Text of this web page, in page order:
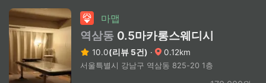
마맵
역삼동 0.5마카롱스웨디시
10.0(리뷰 5건) · 0.12km
서울특별시 강남구 역삼동 825-20 1층